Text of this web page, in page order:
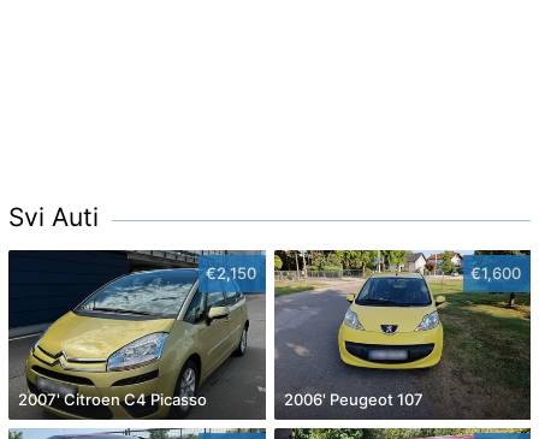
Svi Auti
€2,150
2007' Citroen C4 Picasso
€1,600
2006' Peugeot 107